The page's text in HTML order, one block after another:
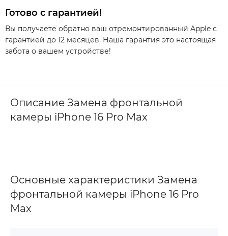
Готово с гарантией!
Вы получаете обратно ваш отремонтированный Apple с
гарантией до 12 месяцев. Наша гарантия это настоящая
забота о вашем устройстве!
Описание Замена фронтальной
камеры iPhone 16 Pro Max
Основные характеристики Замена
фронтальной камеры iPhone 16 Pro
Max